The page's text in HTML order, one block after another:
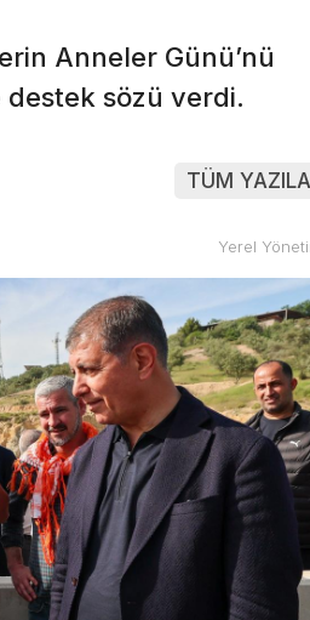
Anneler Günü’nü
sözü verdi.
TÜM
Yerel